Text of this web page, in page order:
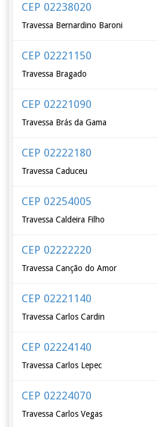
CEP 02238020
Travessa Bernardino Baroni
CEP 02221150
Travessa Bragado
CEP 02221090
Travessa Brás da Gama
CEP 02222180
Travessa Caduceu
CEP 02254005
Travessa Caldeira Filho
CEP 02222220
Travessa Canção do Amor
CEP 02221140
Travessa Carlos Cardin
CEP 02224140
Travessa Carlos Lepec
CEP 02224070
Travessa Carlos Vegas